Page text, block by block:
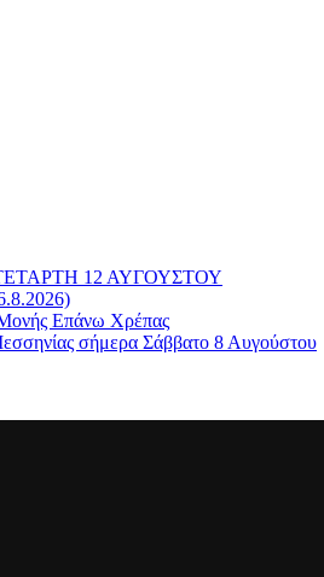
ΤΕΤΑΡΤΗ 12 ΑΥΓΟΥΣΤΟΥ
Μονής Επάνω Χρέπας
σήμερα Σάββατο 8 Αυγούστου